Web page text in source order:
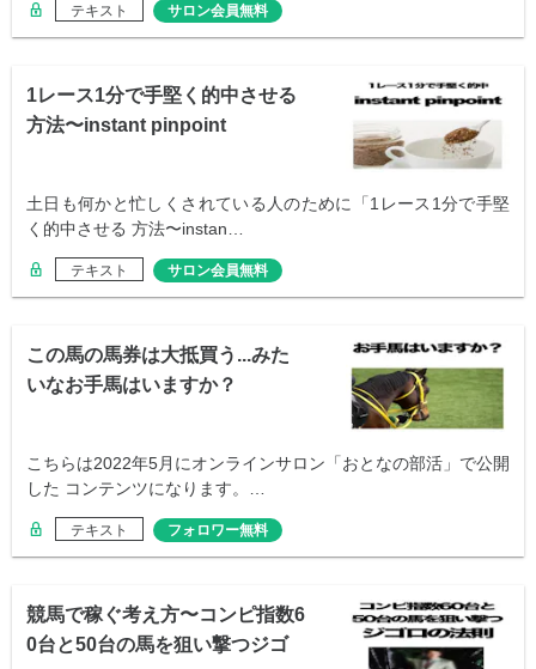
テキスト サロン会員無料
1レース1分で手堅く的中させる
方法〜instant pinpoint
土日も何かと忙しくされている人のために「1レース1分で手堅
く的中させる 方法〜instan…
テキスト サロン会員無料
この馬の馬券は大抵買う...みた
いなお手馬はいますか？
こちらは2022年5月にオンラインサロン「おとなの部活」で公開
した コンテンツになります。…
テキスト フォロワー無料
競馬で稼ぐ考え方〜コンピ指数6
0台と50台の馬を狙い撃つジゴ